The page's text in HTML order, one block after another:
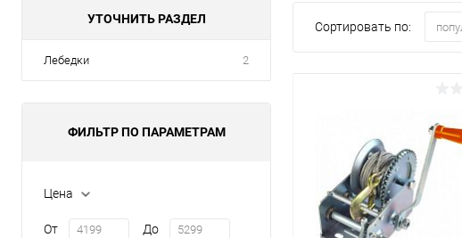
УТОЧНИТЬ РАЗДЕЛ
Лебедки 2
ФИЛЬТР ПО ПАРАМЕТРАМ
Цена
От До
Сортировать по: